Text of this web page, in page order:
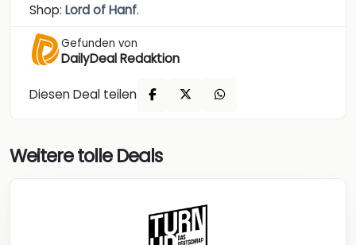
Shop: Lord of Hanf.
Gefunden von
DailyDeal Redaktion
Diesen Deal teilen
Weitere tolle Deals